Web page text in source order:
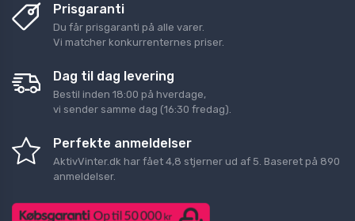
Prisgaranti
Du får prisgaranti på alle varer.
Vi matcher konkurrenternes priser.
Dag til dag levering
Bestil inden 18:00 på hverdage,
vi sender samme dag (16:30 fredag).
Perfekte anmeldelser
AktivVinter.dk har fået 4,8 stjerner ud af 5 . Baseret på 890
anmeldelser.